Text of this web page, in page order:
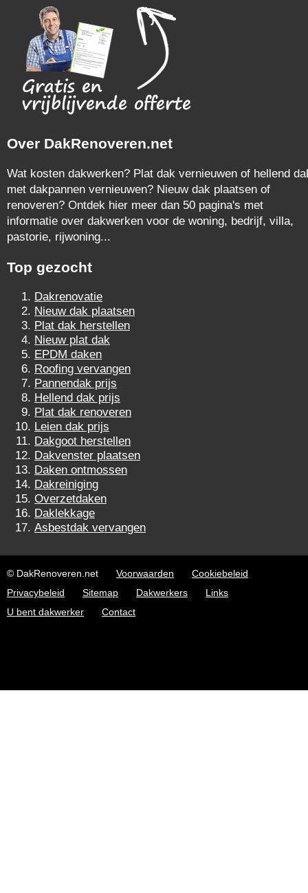
Over DakRenoveren.net
Wat kosten dakwerken? Plat dak vernieuwen of hellend
met dakpannen vernieuwen? Nieuw dak plaatsen of
renoveren? Ontdek hier meer dan 50 pagina's met
informatie over dakwerken voor de woning, bedrijf, villa,
pastorie, rijwoning...
Top gezocht
Dakrenovatie
Nieuw dak plaatsen
Plat dak herstellen
Nieuw plat dak
EPDM daken
Roofing vervangen
Pannendak prijs
Hellend dak prijs
Plat dak renoveren
Leien dak prijs
Dakgoot herstellen
Dakvenster plaatsen
Daken ontmossen
Dakreiniging
Overzetdaken
Daklekkage
Asbestdak vervangen
© DakRenoveren.net Voorwaarden
Cookiebeleid
Privacybeleid
Sitemap Dakwerkers
Links
U bent dakwerker
Contact